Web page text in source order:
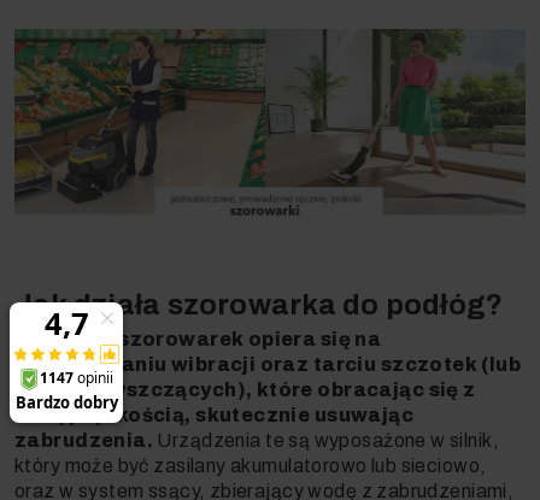
Jak działa szorowarka do podłóg?
Działanie szorowarek opiera się na
wykorzystaniu wibracji oraz tarciu szczotek (lub
padów czyszczących), które obracając się z
dużą prędkością, skutecznie usuwając
zabrudzenia. Urządzenia te są wyposażone w silnik,
który może być zasilany akumulatorowo lub sieciowo,
oraz w system ssący, zbierający wodę z zabrudzeniami,